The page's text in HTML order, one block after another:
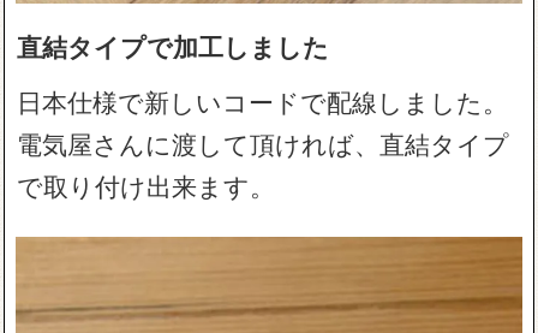
直結タイプで加工しました
日本仕様で新しいコードで配線しました。
電気屋さんに渡して頂ければ、直結タイプ
で取り付け出来ます。